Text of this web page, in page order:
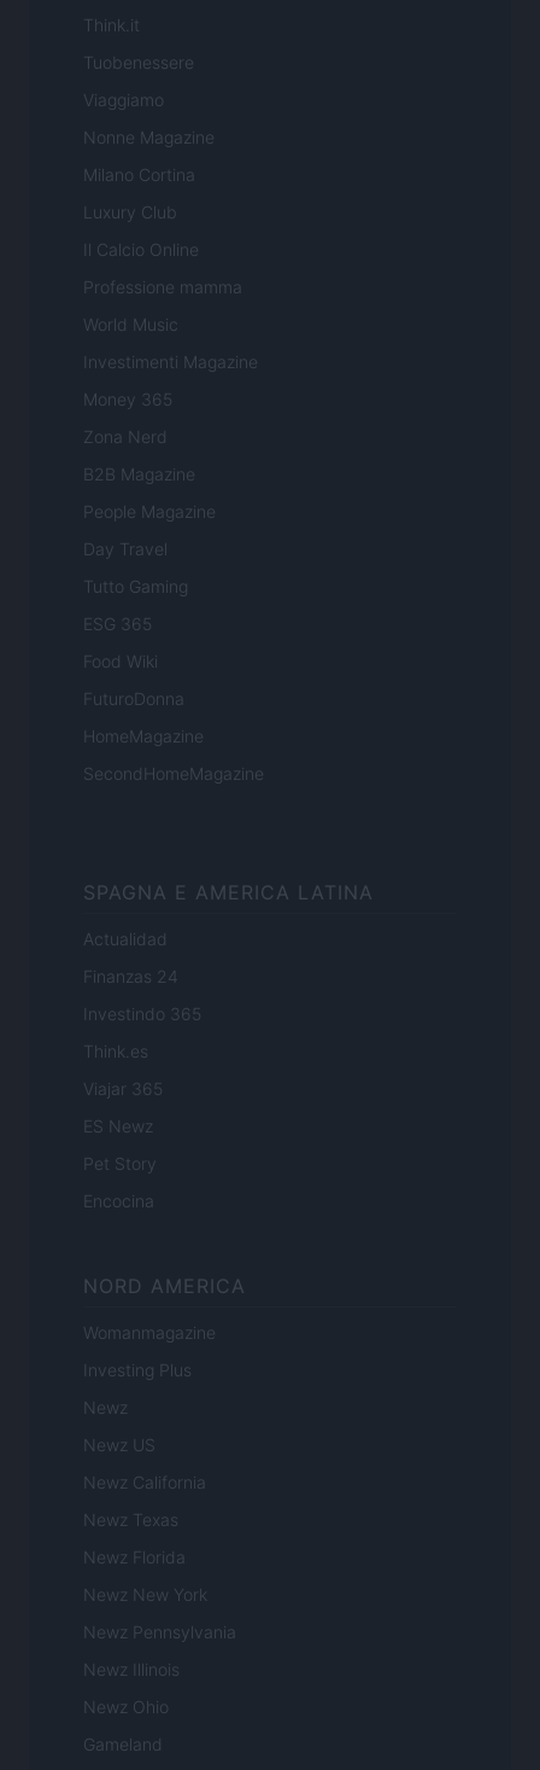
Think.it
Tuobenessere
Viaggiamo
Nonne Magazine
Milano Cortina
Luxury Club
Il Calcio Online
Professione mamma
World Music
Investimenti Magazine
Money 365
Zona Nerd
B2B Magazine
People Magazine
Day Travel
Tutto Gaming
ESG 365
Food Wiki
FuturoDonna
HomeMagazine
SecondHomeMagazine
SPAGNA E AMERICA LATINA
Actualidad
Finanzas 24
Investindo 365
Think.es
Viajar 365
ES Newz
Pet Story
Encocina
NORD AMERICA
Womanmagazine
Investing Plus
Newz
Newz US
Newz California
Newz Texas
Newz Florida
Newz New York
Newz Pennsylvania
Newz Illinois
Newz Ohio
Gameland